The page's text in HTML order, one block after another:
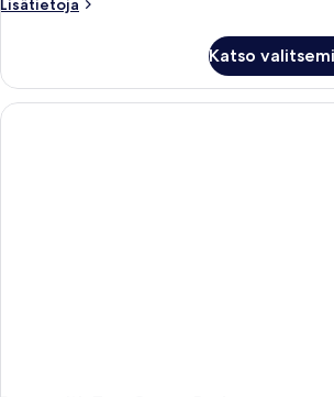
parisänky
Lisätietoja
1
keskisuuri
parisänky
Katso